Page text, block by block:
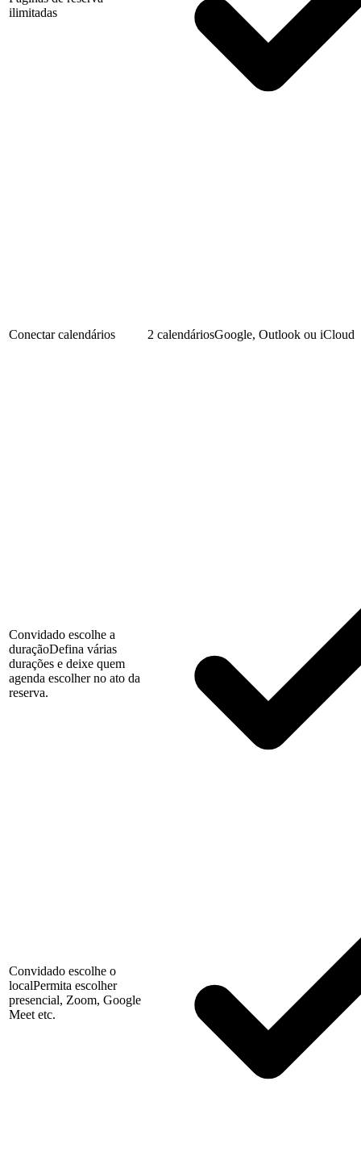
ilimitadas
Conectar calendários 2 calendáriosGoogle, Outlook ou iCloud
Convidado escolhe a
duraçãoDefina várias
durações e deixe quem
agenda escolher no ato da
reserva.
Convidado escolhe o
localPermita escolher
presencial, Zoom, Google
Meet etc.